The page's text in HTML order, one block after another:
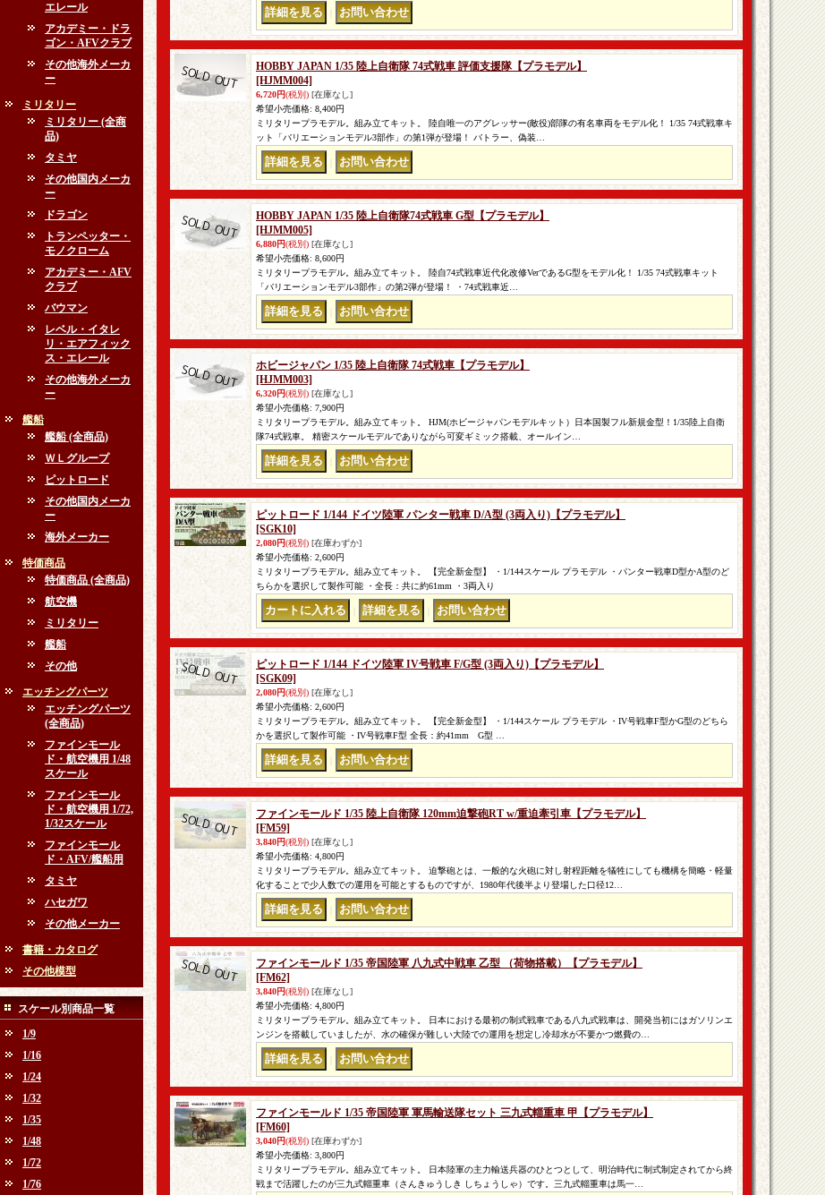
エレール
アカデミー・ドラ
ゴン・AFVクラブ
その他海外メーカ
ー
ミリタリー
ミリタリー (全商
品)
タミヤ
その他国内メーカ
ー
ドラゴン
トランペッター・
モノクローム
アカデミー・AFV
クラブ
バウマン
レベル・イタレ
リ・エアフィック
ス・エレール
その他海外メーカ
ー
艦船
艦船 (全商品)
ＷＬグループ
ピットロード
その他国内メーカ
ー
海外メーカー
特価商品
特価商品 (全商品)
航空機
ミリタリー
艦船
その他
エッチングパーツ
エッチングパーツ
(全商品)
ファインモール
ド・航空機用 1/48
スケール
ファインモール
ド・航空機用 1/72,
1/32スケール
ファインモール
ド・AFV/艦船用
タミヤ
ハセガワ
その他メーカー
書籍・カタログ
その他模型
スケール別商品一覧
1/9
1/16
1/24
1/32
1/35
1/48
1/72
1/76
HOBBY JAPAN 1/35 陸上自衛隊 74式戦車 評価支援隊【プラモデル】
[HJMM004]
6,720円(税別) [在庫なし]
希望小売価格: 8,400円
ミリタリープラモデル。組み立てキット。 陸自唯一のアグレッサー(敵役)部隊の有名車両をモデル化！ 1/35 74式戦車キ
ット「バリエーションモデル3部作」の第1弾が登場！ バトラー、偽装…
HOBBY JAPAN 1/35 陸上自衛隊74式戦車 G型【プラモデル】
[HJMM005]
6,880円(税別) [在庫なし]
希望小売価格: 8,600円
ミリタリープラモデル。組み立てキット。 陸自74式戦車近代化改修VerであるG型をモデル化！ 1/35 74式戦車キット
「バリエーションモデル3部作」の第2弾が登場！ ・74式戦車近…
ホビージャパン 1/35 陸上自衛隊 74式戦車【プラモデル】
[HJMM003]
6,320円(税別) [在庫なし]
希望小売価格: 7,900円
ミリタリープラモデル。組み立てキット。 HJM(ホビージャパンモデルキット）日本国製フル新規金型！1/35陸上自衛
隊74式戦車。 精密スケールモデルでありながら可変ギミック搭載、オールイン…
ピットロード 1/144 ドイツ陸軍 パンター戦車 D/A型 (3両入り)【プラモデル】
[SGK10]
2,080円(税別) [在庫わずか]
希望小売価格: 2,600円
ミリタリープラモデル。組み立てキット。 【完全新金型】 ・1/144スケール プラモデル ・パンター戦車D型かA型のど
ちらかを選択して製作可能 ・全長：共に約61mm ・3両入り
ピットロード 1/144 ドイツ陸軍 IV号戦車 F/G型 (3両入り)【プラモデル】
[SGK09]
2,080円(税別) [在庫なし]
希望小売価格: 2,600円
ミリタリープラモデル。組み立てキット。 【完全新金型】 ・1/144スケール プラモデル ・IV号戦車F型かG型のどちら
かを選択して製作可能 ・IV号戦車F型 全長：約41mm G型 …
ファインモールド 1/35 陸上自衛隊 120mm迫撃砲RT w/重迫牽引車【プラモデル】
[FM59]
3,840円(税別) [在庫なし]
希望小売価格: 4,800円
ミリタリープラモデル。組み立てキット。 迫撃砲とは、一般的な火砲に対し射程距離を犠牲にしても機構を簡略・軽量
化することで少人数での運用を可能とするものですが、1980年代後半より登場した口径12…
ファインモールド 1/35 帝国陸軍 八九式中戦車 乙型 （荷物搭載）【プラモデル】
[FM62]
3,840円(税別) [在庫なし]
希望小売価格: 4,800円
ミリタリープラモデル。組み立てキット。 日本における最初の制式戦車である八九式戦車は、開発当初にはガソリンエ
ンジンを搭載していましたが、水の確保が難しい大陸での運用を想定し冷却水が不要かつ燃費の…
ファインモールド 1/35 帝国陸軍 軍馬輸送隊セット 三九式輜重車 甲【プラモデル】
[FM60]
3,040円(税別) [在庫わずか]
希望小売価格: 3,800円
ミリタリープラモデル。組み立てキット。 日本陸軍の主力輸送兵器のひとつとして、明治時代に制式制定されてから終
戦まで活躍したのが三九式輜重車（さんきゅうしき しちょうしゃ）です。三九式輜重車は馬一…